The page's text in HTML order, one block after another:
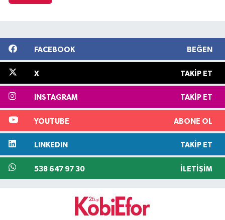
FACEBOOK BEĞEN
X TAKIP ET
INSTAGRAM TAKIP ET
YOUTUBE ABONE OL
LINKEDIN TAKIP ET
538 647 97 30 İLETIŞIM